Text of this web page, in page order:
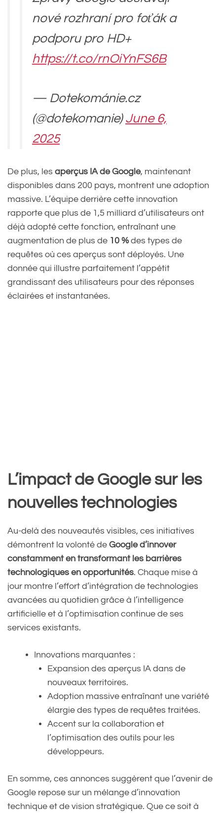
nové rozhraní pro foťák a
podporu pro HD+
https://t.co/rnOiYnFS6B
— Dotekománie.cz
(@dotekomanie)June 6,
2025
De plus, les aperçus IA de Google, maintenant
disponibles dans 200 pays, montrent une adoption
massive. L’équipe derrière cette innovation
rapporte que plus de 1,5 milliard d’utilisateurs ont
déjà adopté cette fonction, entraînant une
augmentation de plus de 10 %des types de
requêtes où ces aperçus sont déployés. Une
donnée qui illustre parfaitement l’appétit
grandissant des utilisateurs pour des réponses
éclairées et instantanées.
L’impact de Google sur les
nouvelles technologies
Au-delà des nouveautés visibles, ces initiatives
démontrent la volonté de Google d’innover
constamment en transformant les barrières
technologiques en opportunités. Chaque mise à
jour montre l’effort d’intégration de technologies
avancées au quotidien grâce à l’intelligence
artificielle et à l’optimisation continue de ses
services existants.
Innovations marquantes :
Expansion des aperçus IA dans de
nouveaux territoires.
Adoption massive entraînant une variété
élargie des types de requêtes traitées.
Accent sur la collaboration et
l’optimisation des outils pour les
développeurs.
En somme, ces annonces suggèrent que l’avenir de
Google repose sur un mélange d’innovation
technique et de vision stratégique. Que ce soit à